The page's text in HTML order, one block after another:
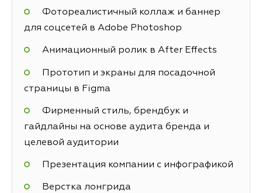
Фотореалистичный коллаж и баннер
для соцсетей в Adobe Photoshop
Анимационный ролик в After Effects
Прототип и экраны для посадочной
страницы в Figma
Фирменный стиль, брендбук и
гайдлайны на основе аудита бренда и
целевой аудитории
Презентация компании с инфографикой
Верстка лонгрида